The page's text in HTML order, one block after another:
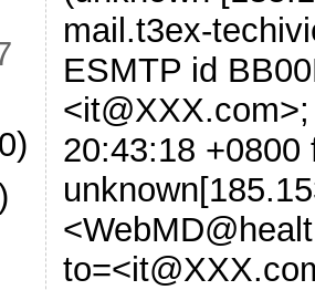
mail.t3ex-
ESMTP id
20:43:18 +0800